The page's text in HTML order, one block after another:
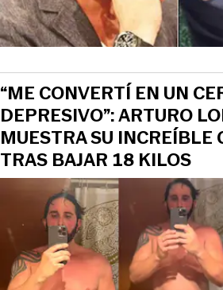
“ME CONVERTÍ EN UN
DEPRESIVO”: ARTURO
MUESTRA SU INCREÍBLE
TRAS BAJAR 18 KILOS